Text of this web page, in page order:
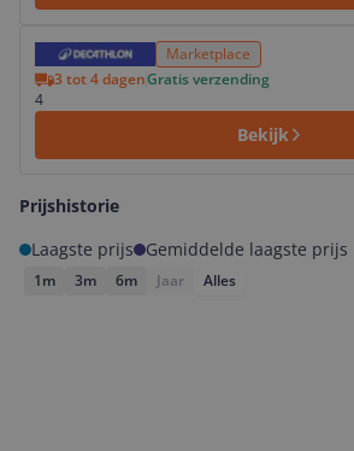
Marketplace
3 tot 4 dagenGratis verzending
4
Bekijk
Bekijk product
Prijshistorie
Laagste prijs
Gemiddelde laagste prijs
1m 3m 6m Jaar Alles